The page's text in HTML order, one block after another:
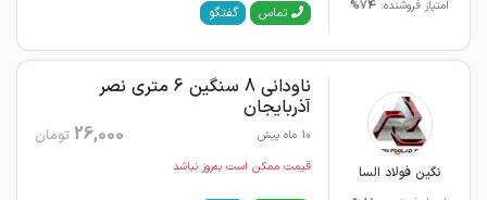
امتیاز فروشنده: 74% تماس گفتگو
نگین فولاد السا
ناودانی 8 سنگین 6 متری نصر
آذربایجان
10 ماه پیش 26,000 تومان
قیمت ممکن است به‌روز نباشد